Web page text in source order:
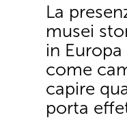
La
musei
in
come
capire
porta